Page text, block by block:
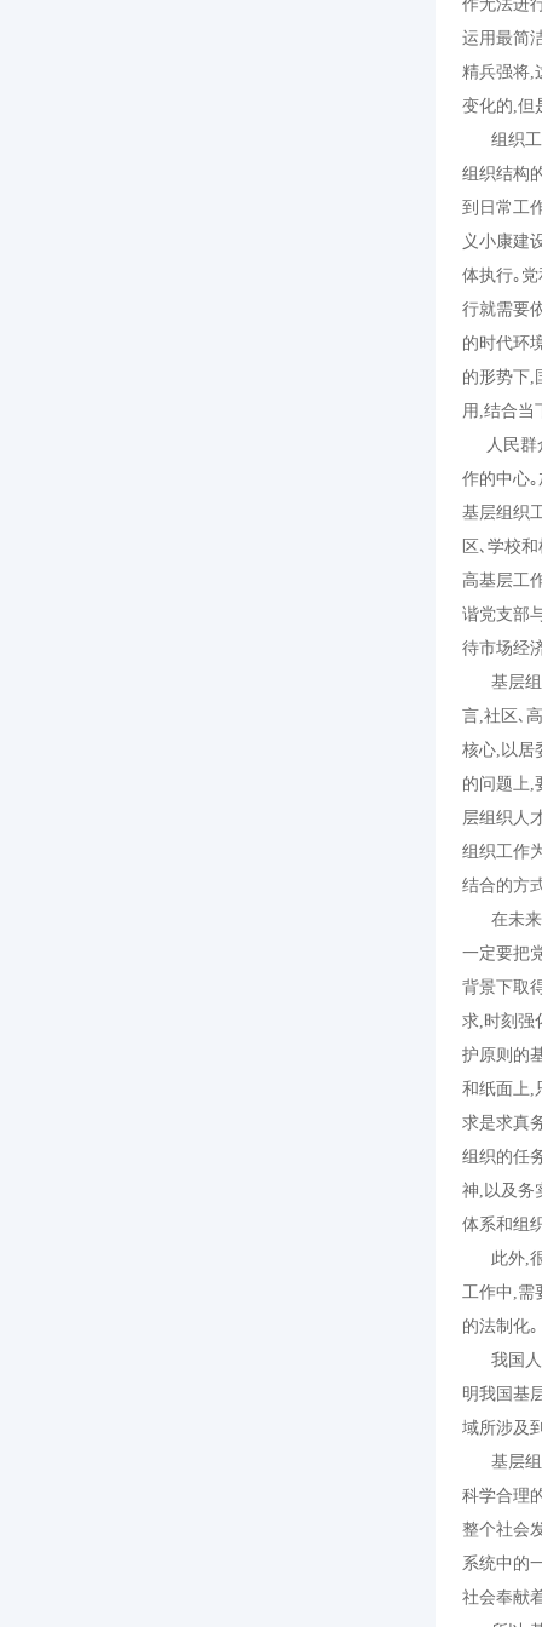
作无法进
运用最简
精兵强将,
变化的,
组织工
组织结构
到日常工
义小康建
体执行｡
行就需要
的时代环
的形势下,
用,结合
人民群
作的中心
基层组织
区､学校
高基层工
谐党支部
待市场经
基层组
言,社区､
核心,以居
的问题上,
层组织人
组织工作
结合的方
在未来
一定要把
背景下取
求,时刻强
护原则的
和纸面上,
求是求真
组织的任
神,以及务
体系和组
此外,很
工作中,需
的法制
我国人
明我国基
域所涉及
基层组
科学合理
整个社会
系统中的
社会奉